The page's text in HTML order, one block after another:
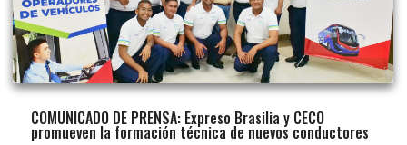
COMUNICADO DE PRENSA: Expreso Brasilia y CECO
promueven la formación técnica de nuevos conductores